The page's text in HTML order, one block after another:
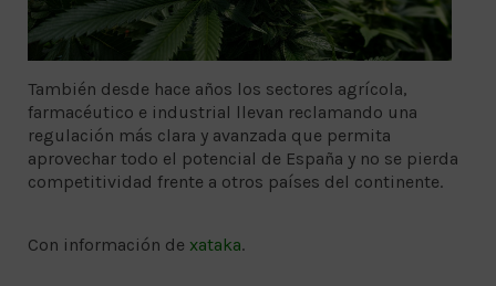
También desde hace años los sectores agrícola,
farmacéutico e industrial llevan reclamando una
regulación más clara y avanzada que permita
aprovechar todo el potencial de España y no se pierda
competitividad frente a otros países del continente.
Con información de xataka.